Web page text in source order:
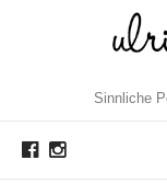
Sinnliche